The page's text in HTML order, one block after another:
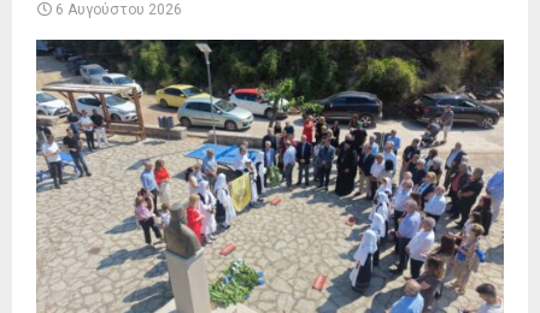
6 Αυγούστου 2026